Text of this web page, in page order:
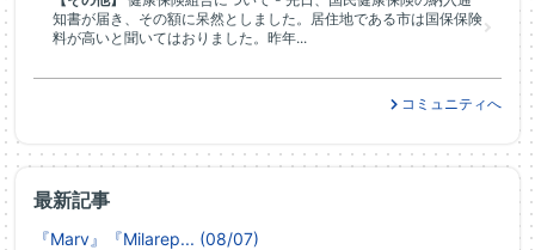
最新記事
『Marv』『Milarep... (08/07)
知書が届き、その額に呆然としました。居住地である市は国保保険
料が高いと聞いてはおりました。昨年...
コミュニティへ